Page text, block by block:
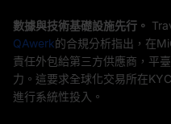
數據與技術基礎設施先行。
QAwerk的合規分析指出，在
責任外包給第三方供應商，平
力。這要求全球化交易所在
進行系統性投入。